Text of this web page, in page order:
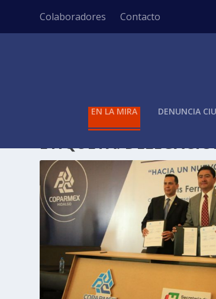
Colaboradores Contacto
EN LA MIRA DENUNCIA
ETIQUETA: